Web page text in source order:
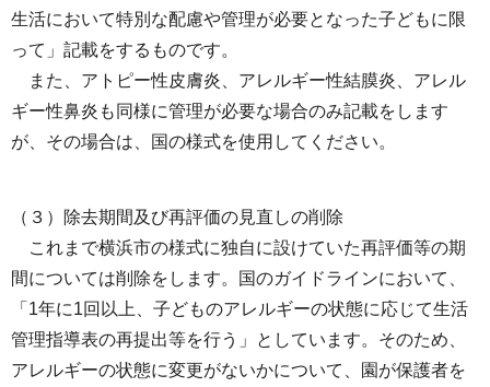
生活において特別な配慮や管理が必要となった子どもに限
って」記載をするものです。
また、アトピー性皮膚炎、アレルギー性結膜炎、アレル
ギー性鼻炎も同様に管理が必要な場合のみ記載をします
が、その場合は、国の様式を使用してください。
（３）除去期間及び再評価の見直しの削除
これまで横浜市の様式に独自に設けていた再評価等の期
間については削除をします。国のガイドラインにおいて、
「1年に1回以上、子どものアレルギーの状態に応じて生活
管理指導表の再提出等を行う」としています。そのため、
アレルギーの状態に変更がないかについて、園が保護者を